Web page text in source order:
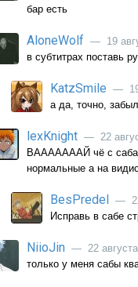
бар есть
AloneWolf — 19
в субтитрах поставь
KatzSmile — 19
а да, точно,
lexKnight — 22
ВАААААААЙ чё с
нормальные а на
BesPredel — 22
Исправь в сабе
NiioJin — 22
только у меня сабы